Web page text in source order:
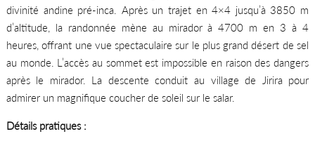
divinité andine pré-inca. Après un trajet en 4×4 jusqu’à 3850 m
d’altitude, la randonnée mène au mirador à 4700 m en 3 à 4
heures, offrant une vue spectaculaire sur le plus grand désert de sel
au monde. L’accès au sommet est impossible en raison des dangers
après le mirador. La descente conduit au village de Jirira pour
admirer un magnifique coucher de soleil sur le salar.
Détails pratiques :